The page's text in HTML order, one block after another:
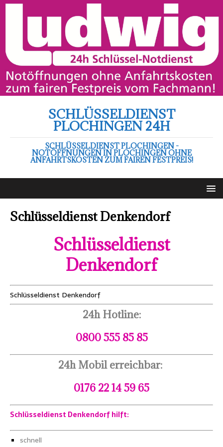
SCHLÜSSELDIENST
PLOCHINGEN 24H
SCHLÜSSELDIENST PLOCHINGEN -
NOTÖFFNUNGEN IN PLOCHINGEN OHNE
ANFAHRTSKOSTEN ZUM FAIREN FESTPREIS!
Schlüsseldienst Denkendorf
Schlüsseldienst
Denkendorf
Schlüsseldienst Denkendorf
24h Hotline:
0800 555 85 85
24h Mobil erreichbar:
0176 22 14 59 65
Schlüsseldienst Denkendorf hilft:
schnell